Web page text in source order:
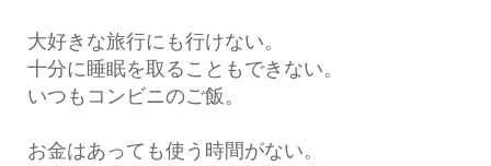
大好きな旅行にも行けない。
十分に睡眠を取ることもできない。
いつもコンビニのご飯。
お金はあっても使う時間がない。